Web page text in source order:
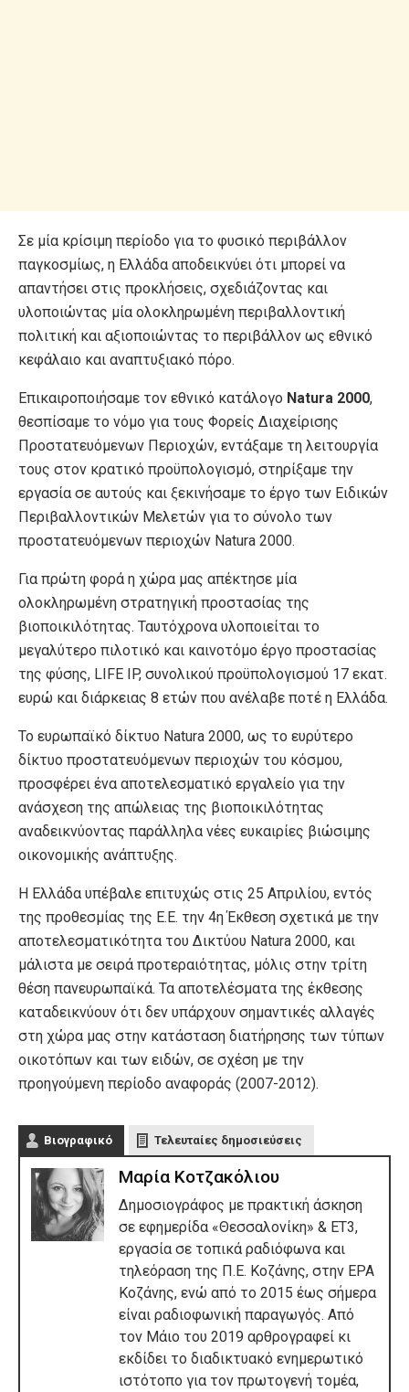
Σε μία κρίσιμη περίοδο για το φυσικό περιβάλλον
παγκοσμίως, η Ελλάδα αποδεικνύει ότι μπορεί να
απαντήσει στις προκλήσεις, σχεδιάζοντας και
υλοποιώντας μία ολοκληρωμένη περιβαλλοντική
πολιτική και αξιοποιώντας το περιβάλλον ως εθνικό
κεφάλαιο και αναπτυξιακό πόρο.
Επικαιροποιήσαμε τον εθνικό κατάλογο Natura 2000,
θεσπίσαμε το νόμο για τους Φορείς Διαχείρισης
Προστατευόμενων Περιοχών, εντάξαμε τη λειτουργία
τους στον κρατικό προϋπολογισμό, στηρίξαμε την
εργασία σε αυτούς και ξεκινήσαμε το έργο των Ειδικών
Περιβαλλοντικών Μελετών για το σύνολο των
προστατευόμενων περιοχών Natura 2000.
Για πρώτη φορά η χώρα μας απέκτησε μία
ολοκληρωμένη στρατηγική προστασίας της
βιοποικιλότητας. Ταυτόχρονα υλοποιείται το
μεγαλύτερο πιλοτικό και καινοτόμο έργο προστασίας
της φύσης, LIFE IP, συνολικού προϋπολογισμού 17 εκατ.
ευρώ και διάρκειας 8 ετών που ανέλαβε ποτέ η Ελλάδα.
Το ευρωπαϊκό δίκτυο Natura 2000, ως το ευρύτερο
δίκτυο προστατευόμενων περιοχών του κόσμου,
προσφέρει ένα αποτελεσματικό εργαλείο για την
ανάσχεση της απώλειας της βιοποικιλότητας
αναδεικνύοντας παράλληλα νέες ευκαιρίες βιώσιμης
οικονομικής ανάπτυξης.
Η Ελλάδα υπέβαλε επιτυχώς στις 25 Απριλίου, εντός
της προθεσμίας της Ε.Ε. την 4η Έκθεση σχετικά με την
αποτελεσματικότητα του Δικτύου Natura 2000, και
μάλιστα με σειρά προτεραιότητας, μόλις στην τρίτη
θέση πανευρωπαϊκά. Τα αποτελέσματα της έκθεσης
καταδεικνύουν ότι δεν υπάρχουν σημαντικές αλλαγές
στη χώρα μας στην κατάσταση διατήρησης των τύπων
οικοτόπων και των ειδών, σε σχέση με την
προηγούμενη περίοδο αναφοράς (2007-2012).
Βιογραφικό Τελευταίες δημοσιεύσεις
Μαρία Κοτζακόλιου
Δημοσιογράφος με πρακτική άσκηση
σε εφημερίδα «Θεσσαλονίκη» & ΕΤ3,
εργασία σε τοπικά ραδιόφωνα και
τηλεόραση της Π.Ε. Κοζάνης, στην ΕΡΑ
Κοζάνης, ενώ από το 2015 έως σήμερα
είναι ραδιοφωνική παραγωγός. Από
τον Μάιο του 2019 αρθρογραφεί κι
εκδίδει το διαδικτυακό ενημερωτικό
ιστότοπο για τον πρωτογενή τομέα,